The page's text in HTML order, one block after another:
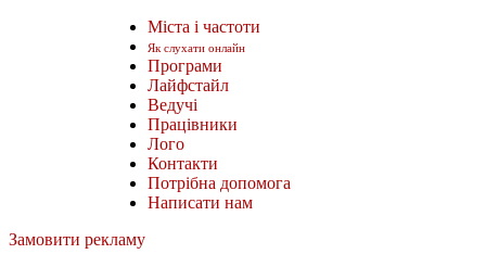
Міста і частоти
Як слухати онлайн
Програми
Лайфстайл
Ведучі
Працівники
Лого
Контакти
Потрібна допомога
Написати нам
Замовити рекламу